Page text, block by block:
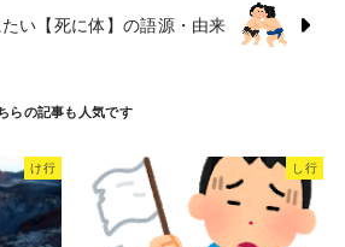
たい【死に体】の語源・由来
け行 し行